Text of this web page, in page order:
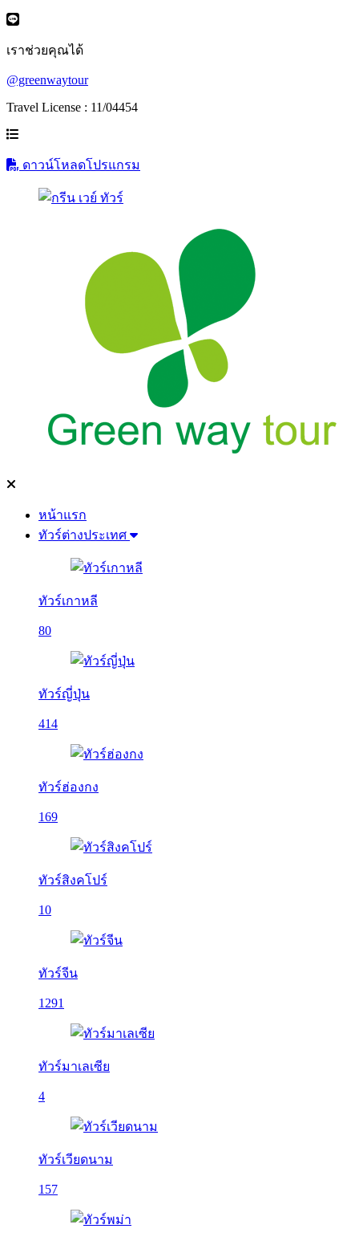
เราช่วยคุณได้
@greenwaytour
Travel License : 11/04454
ดาวน์โหลดโปรแกรม
หน้าแรก
ทัวร์ต่างประเทศ
ทัวร์เกาหลี
80
ทัวร์ญี่ปุ่น
414
ทัวร์ฮ่องกง
169
ทัวร์สิงคโปร์
10
ทัวร์จีน
1291
ทัวร์มาเลเซีย
4
ทัวร์เวียดนาม
157